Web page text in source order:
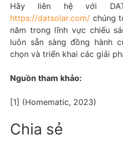
Hãy liên hệ với
https://datsolar.com/ chúng
năm trong lĩnh vực chiếu
luôn sẵn sàng đồng hành
chọn và triển khai các giải
Nguồn tham khảo:
[1] (Homematic, 2023)
Chia sẻ